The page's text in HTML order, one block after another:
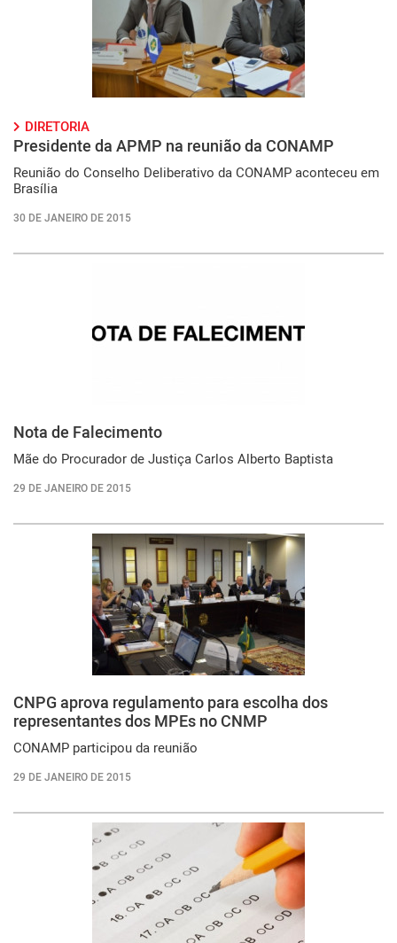
DIRETORIA
Presidente da APMP na reunião da CONAMP
Reunião do Conselho Deliberativo da CONAMP aconteceu em
Brasília
30 DE JANEIRO DE 2015
Nota de Falecimento
Mãe do Procurador de Justiça Carlos Alberto Baptista
29 DE JANEIRO DE 2015
CNPG aprova regulamento para escolha dos
representantes dos MPEs no CNMP
CONAMP participou da reunião
29 DE JANEIRO DE 2015